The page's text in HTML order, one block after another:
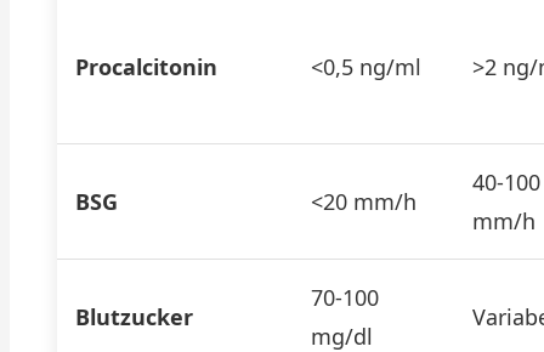
Procalcitonin <0,5 ng/ml >2
BSG <20 mm/h
40-100
mm/h
Blutzucker
70-100
mg/dl